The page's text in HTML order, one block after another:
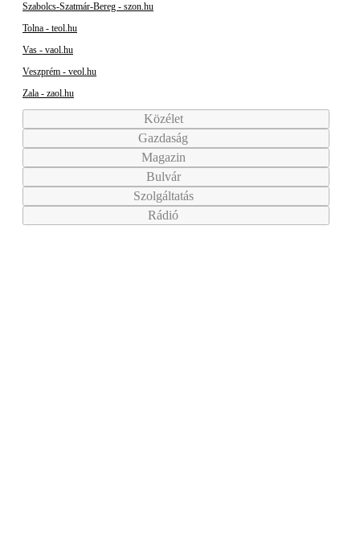
Szabolcs-Szatmár-Bereg - szon.hu
Tolna - teol.hu
Vas - vaol.hu
Veszprém - veol.hu
Zala - zaol.hu
Közélet
Gazdaság
Magazin
Bulvár
Szolgáltatás
Rádió